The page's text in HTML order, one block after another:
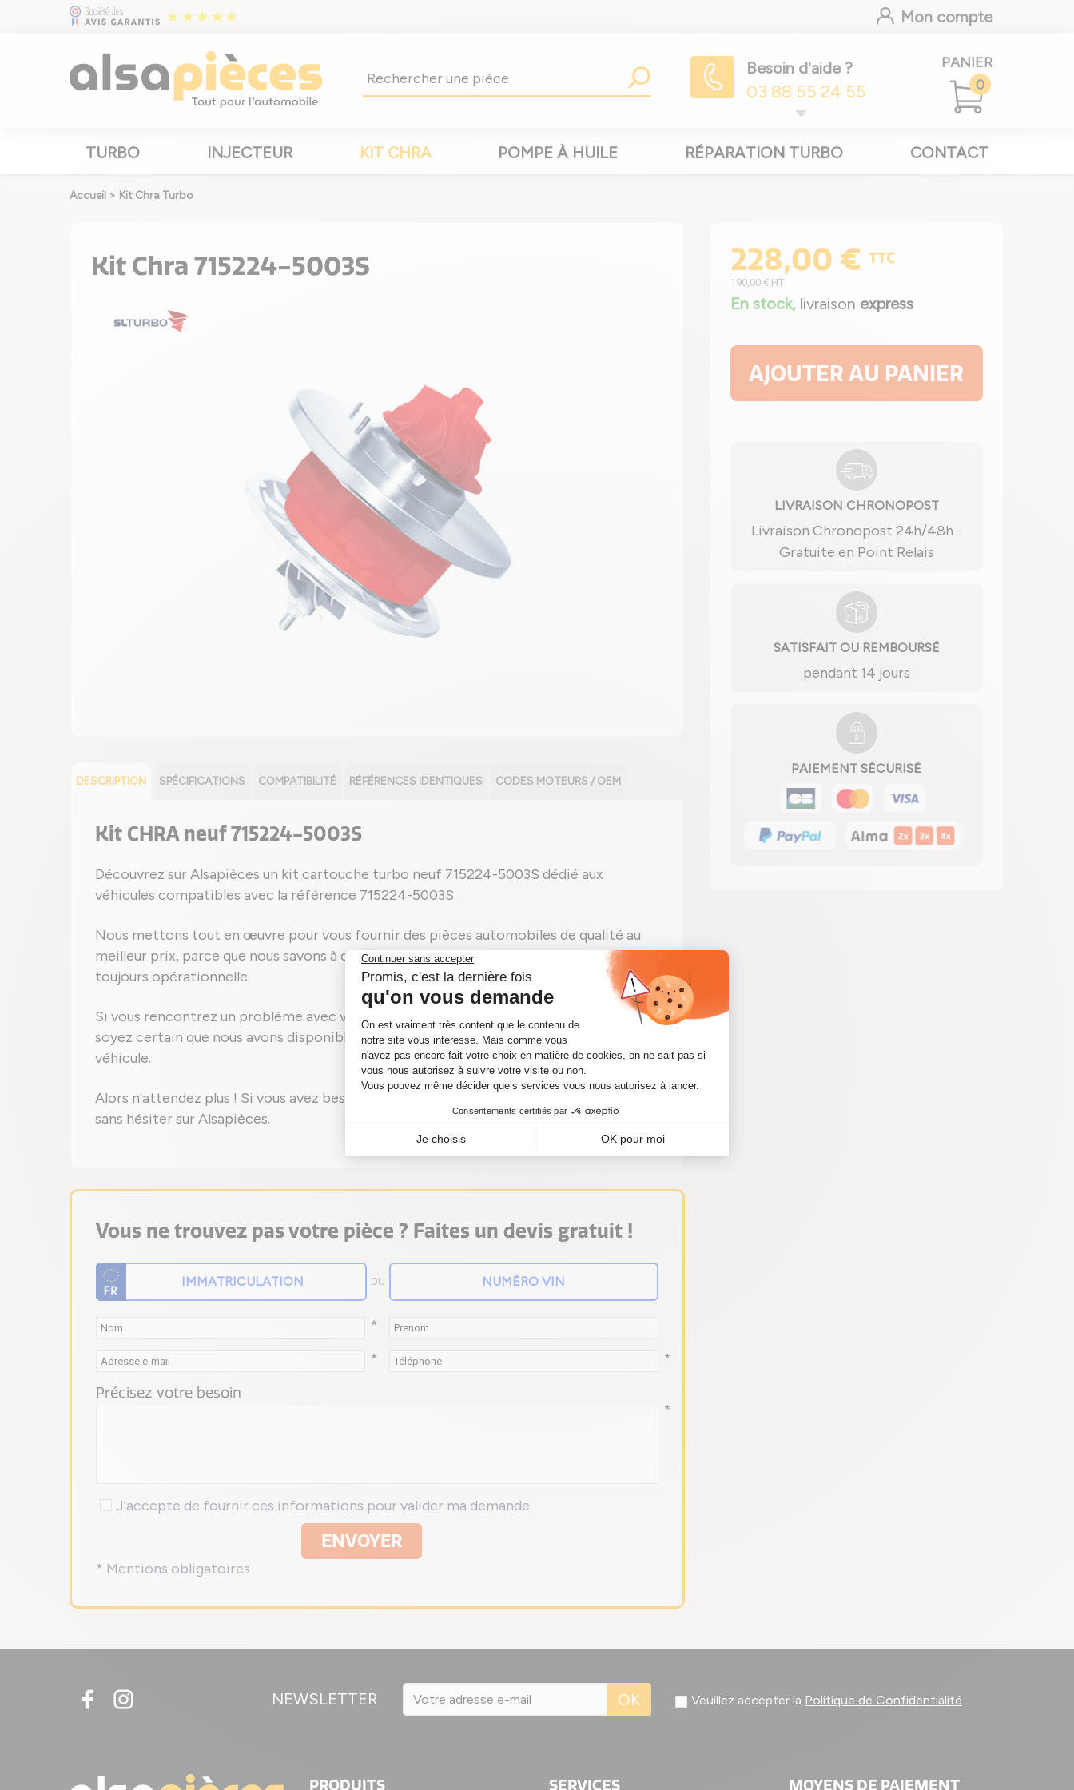
Mon compte
Besoin d'aide ?
03 88 55 24 55
PANIER
0
TURBO INJECTEUR KIT CHRA POMPE À HUILE RÉPARATION TURBO CONTACT
Accueil > Kit Chra Turbo
Kit Chra 715224-5003S
DESCRIPTION SPÉCIFICATIONS COMPATIBILITÉ RÉFÉRENCES IDENTIQUES CODES MOTEURS / OEM
Kit CHRA neuf 715224-5003S
Découvrez sur Alsapièces un kit cartouche turbo neuf 715224-5003S dédié aux
véhicules compatibles avec la référence 715224-5003S.
Nous mettons tout en œuvre pour vous fournir des pièces automobiles de qualité au
meilleur prix, parce que nous savons à quel point il est important d'avoir une voiture
toujours opérationnelle.
Si vous rencontrez un problème avec votre turbo portant la référence 715224-5003S,
soyez certain que nous avons disponible immédiatement le kit turbo adapté à votre
véhicule.
Alors n'attendez plus ! Si vous avez besoin d'un kit turbo 715224-5003S, achetez-le
sans hésiter sur Alsapièces.
Vous ne trouvez pas votre pièce ? Faites un devis gratuit !
OU
*
*
*
Précisez votre besoin
*
J'accepte de fournir ces informations pour valider ma demande
ENVOYER
* Mentions obligatoires
228,00 € TTC
190,00 € HT
En stock, livraison express
AJOUTER AU PANIER
LIVRAISON CHRONOPOST
Livraison Chronopost 24h/48h -
Gratuite en Point Relais
SATISFAIT OU REMBOURSÉ
pendant 14 jours
PAIEMENT SÉCURISÉ
NEWSLETTER OK Veuillez accepter la Politique de Confidentialité
PRODUITS SERVICES MOYENS DE PAIEMENT